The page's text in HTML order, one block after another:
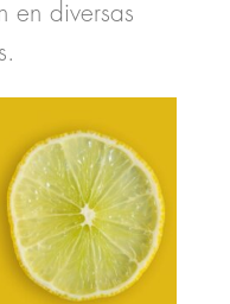
en diversas